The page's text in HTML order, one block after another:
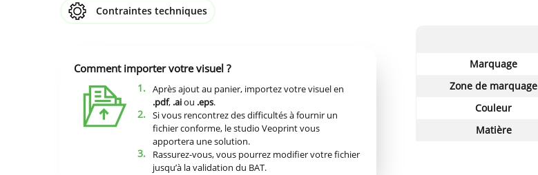
Contraintes techniques
Comment importer votre visuel ?
1. Après ajout au panier, importez votre visuel en
.pdf, .aiou .eps.
2. Si vous rencontrez des difficultés à fournir un
fichier conforme, le studio Veoprint vous
apportera une solution.
3.
Rassurez-vous, vous pourrez modifier votre fichier
jusqu’à la validation du BAT.
Marquage
Zone de marquage
Couleur
Matière